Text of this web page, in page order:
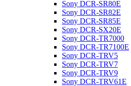
Sony DCR-SR80E
Sony DCR-SR82E
Sony DCR-SR85E
Sony DCR-SX20E
Sony DCR-TR7000
Sony DCR-TR7100E
Sony DCR-TRV5
Sony DCR-TRV7
Sony DCR-TRV9
Sony DCR-TRV61E